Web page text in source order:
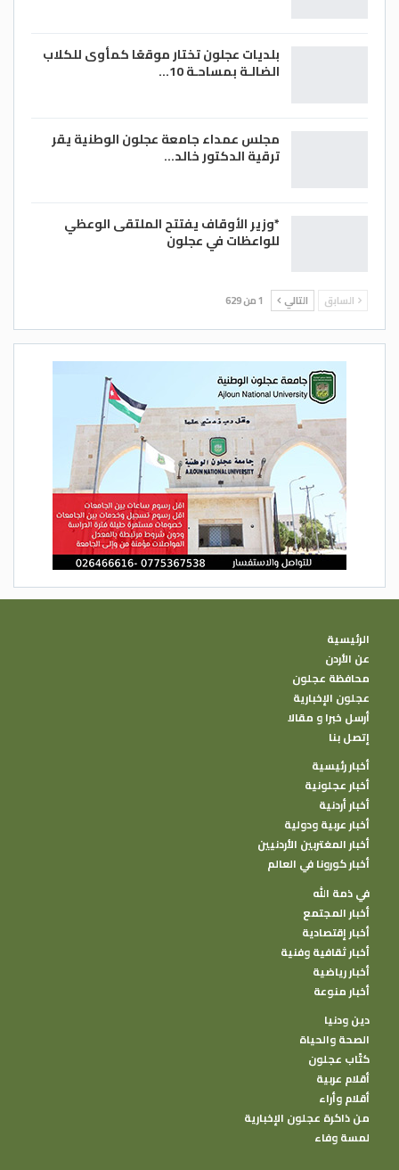
بلديات عجلون تختار موقعًا كمأوى للكلاب
الضالـة بمساحـة 10…
مجلس عمداء جامعة عجلون الوطنية يقر
ترقية الدكتور خالد…
*وزير الأوقاف يفتتح الملتقى الوعظي
للواعظات في عجلون
السابق التالي 1 من 629
الرئيسية
عن الأردن
محافظة عجلون
عجلون الإخبارية
أرسل خبرا و مقالا
إتصل بنا
أخبار رئيسية
أخبار عجلونية
أخبار أردنية
أخبار عربية ودولية
أخبار المغتربين الأردنيين
أخبار كورونا في العالم
في ذمة الله
أخبار المجتمع
أخبار إقتصادية
أخبار ثقافية وفنية
أخبار رياضية
أخبار منوعة
دين ودنيا
الصحة والحياة
كتًاب عجلون
أقلام عربية
أقلام وأراء
من ذاكرة عجلون الإخبارية
لمسة وفاء